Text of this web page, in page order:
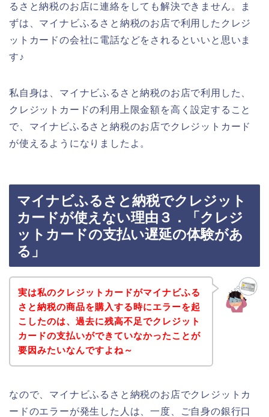
るさと納税のお店に連絡をしても解決できません。ま
ずは、マイナビふるさと納税のお店で利用したクレジ
ットカードの会社に電話などをされるといいと思いま
す♪
私自身は、マイナビふるさと納税のお店で利用した、
クレジットカードの利用上限金額を高く設定すること
で、マイナビふるさと納税のお店でクレジットカード
が使えるようになりましたよ。
マイナビふるさと納税でクレジット
カードが使えない理由３．「クレジ
ットカードの支払い遅延の体験があ
る」
実は私のクレジットカードがマイナビふる
さと納税の商品を購入する時にエラーを起
こしたのは、過去に残高不足でクレジット
カードの支払いができていなかったことが
要因みたいなんですよね～
なので、マイナビふるさと納税のお店でクレジットカ
ードのエラーが発生した人は、一度、ご自身の銀行口